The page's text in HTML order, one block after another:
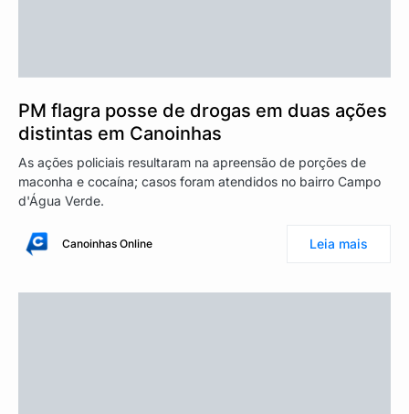
PM flagra posse de drogas em duas ações
distintas em Canoinhas
As ações policiais resultaram na apreensão de porções de
maconha e cocaína; casos foram atendidos no bairro Campo
d'Água Verde.
Canoinhas Online Leia mais